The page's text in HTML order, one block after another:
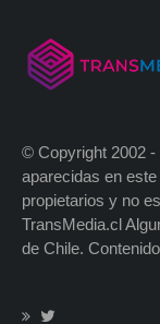
© Copyright 2002
aparecidas en
propietarios y no
TransMedia.cl
de Chile.